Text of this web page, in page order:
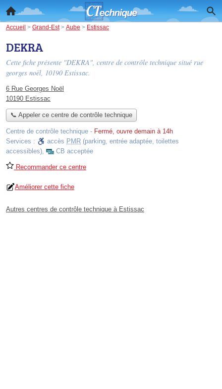
Accueil > Grand-Est> Aube > Estissac
DEKRA
Cette fiche présente "DEKRA", centre de contrôle technique situé rue
georges noël, 10190 Estissac.
6 Rue Georges Noël
10190 Estissac
📞 Appeler ce centre de contrôle technique
Centre de contrôle technique - Fermé, ouvre demain à 14h
Services :
accès PMR (parking, entrée adaptée, toilettes
accessibles), CB acceptée
Recommander ce centre
Améliorer cette fiche
Autres centres de contrôle technique à Estissac